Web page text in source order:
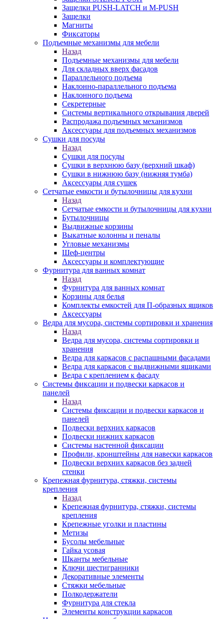
Защелки PUSH-LATCH и M-PUSH
Защелки
Магниты
Фиксаторы
Подъемные механизмы для мебели
Назад
Подъемные механизмы для мебели
Для складных вверх фасадов
Параллельного подъема
Наклонно-параллельного подъема
Наклонного подъема
Секретерные
Системы вертикального открывания дверей
Распродажа подъемных механизмов
Аксессуары для подъемных механизмов
Сушки для посуды
Назад
Сушки для посуды
Сушки в верхнюю базу (верхний шкаф)
Сушки в нижнюю базу (нижняя тумба)
Аксессуары для сушек
Сетчатые емкости и бутылочницы для кухни
Назад
Сетчатые емкости и бутылочницы для кухни
Бутылочницы
Выдвижные корзины
Выкатные колонны и пеналы
Угловые механизмы
Шеф-центры
Аксессуары и комплектующие
Фурнитура для ванных комнат
Назад
Фурнитура для ванных комнат
Корзины для белья
Комплекты емкостей для П-образных ящиков
Аксессуары
Ведра для мусора, системы сортировки и хранения
Назад
Ведра для мусора, системы сортировки и
хранения
Ведра для каркасов с распашными фасадами
Ведра для каркасов с выдвижными ящиками
Ведра с креплением к фасаду
Системы фиксации и подвески каркасов и
панелей
Назад
Системы фиксации и подвески каркасов и
панелей
Подвески верхних каркасов
Подвески нижних каркасов
Системы настенной фиксации
Профили, кронштейны для навески каркасов
Подвески верхних каркасов без задней
стенки
Крепежная фурнитура, стяжки, системы
крепления
Назад
Крепежная фурнитура, стяжки, системы
крепления
Крепежные уголки и пластины
Метизы
Бусолы мебельные
Гайка усовая
Шканты мебельные
Ключи шестигранники
Декоративные элементы
Стяжки мебельные
Полкодержатели
Фурнитура для стекла
Элементы конструкции каркасов